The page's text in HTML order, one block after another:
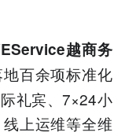
越商务
百余项标准化
礼宾、7×24小
上运维等全维